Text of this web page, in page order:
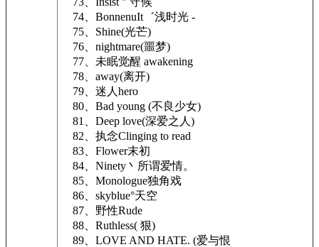
74、BonnenuIt゛浅时光 -
75、Shine(光芒)
76、nightmare(噩梦)
77、未眠觉醒 awakening
78、away(离开)
79、迷人hero
80、Bad young (不良少女)
81、Deep love(深爱之人)
82、执念Clinging to read
83、Flower末初
84、Ninety丶所谓爱情。
85、Monologue独角戏
86、skyblue°天空
87、野性Rude
88、Ruthless( 狠)
89、LOVE AND HATE. (爱与恨